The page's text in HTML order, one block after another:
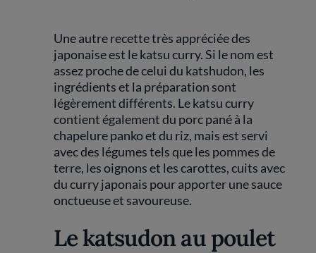
Une autre recette très appréciée des
japonaise est le katsu curry. Si le nom est
assez proche de celui du katshudon, les
ingrédients et la préparation sont
légèrement différents. Le katsu curry
contient également du porc pané à la
chapelure panko et du riz, mais est servi
avec des légumes tels que les pommes de
terre, les oignons et les carottes, cuits avec
du curry japonais pour apporter une sauce
onctueuse et savoureuse.
Le katsudon au poulet